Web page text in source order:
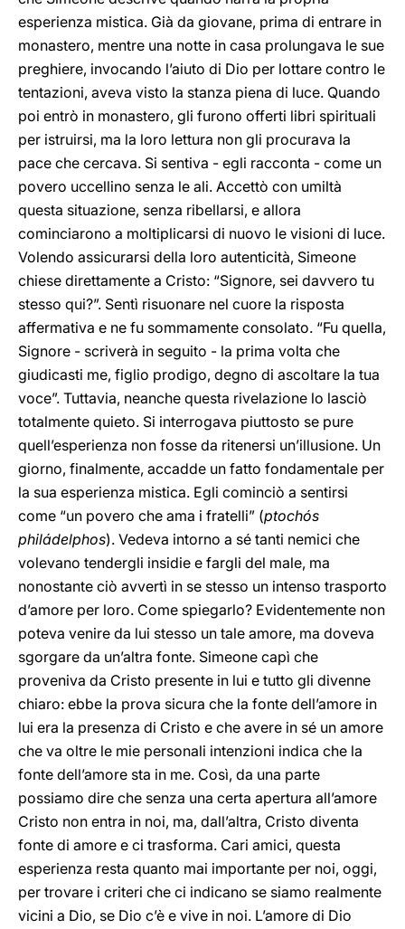
esperienza mistica. Già da giovane, prima di entrare in
monastero, mentre una notte in casa prolungava le sue
preghiere, invocando l’aiuto di Dio per lottare contro le
tentazioni, aveva visto la stanza piena di luce. Quando
poi entrò in monastero, gli furono offerti libri spirituali
per istruirsi, ma la loro lettura non gli procurava la
pace che cercava. Si sentiva - egli racconta - come un
povero uccellino senza le ali. Accettò con umiltà
questa situazione, senza ribellarsi, e allora
cominciarono a moltiplicarsi di nuovo le visioni di luce.
Volendo assicurarsi della loro autenticità, Simeone
chiese direttamente a Cristo: “Signore, sei davvero tu
stesso qui?”. Sentì risuonare nel cuore la risposta
affermativa e ne fu sommamente consolato. “Fu quella,
Signore - scriverà in seguito - la prima volta che
giudicasti me, figlio prodigo, degno di ascoltare la tua
voce”. Tuttavia, neanche questa rivelazione lo lasciò
totalmente quieto. Si interrogava piuttosto se pure
quell’esperienza non fosse da ritenersi un’illusione. Un
giorno, finalmente, accadde un fatto fondamentale per
la sua esperienza mistica. Egli cominciò a sentirsi
come “un povero che ama i fratelli” (ptochós
philádelphos). Vedeva intorno a sé tanti nemici che
volevano tendergli insidie e fargli del male, ma
nonostante ciò avvertì in se stesso un intenso trasporto
d’amore per loro. Come spiegarlo? Evidentemente non
poteva venire da lui stesso un tale amore, ma doveva
sgorgare da un’altra fonte. Simeone capì che
proveniva da Cristo presente in lui e tutto gli divenne
chiaro: ebbe la prova sicura che la fonte dell’amore in
lui era la presenza di Cristo e che avere in sé un amore
che va oltre le mie personali intenzioni indica che la
fonte dell’amore sta in me. Così, da una parte
possiamo dire che senza una certa apertura all’amore
Cristo non entra in noi, ma, dall’altra, Cristo diventa
fonte di amore e ci trasforma. Cari amici, questa
esperienza resta quanto mai importante per noi, oggi,
per trovare i criteri che ci indicano se siamo realmente
vicini a Dio, se Dio c’è e vive in noi. L’amore di Dio